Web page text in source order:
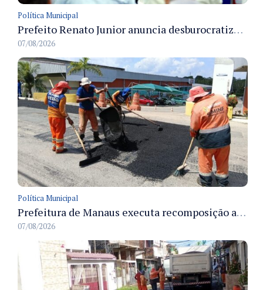
Política Municipal
Prefeito Renato Junior anuncia desburocratização e revitalização do centro de Manaus em reunião com empresários
07/08/2026
Política Municipal
Prefeitura de Manaus executa recomposição asfáltica na rua Anhandui e retoma serviços no bairro Flores
07/08/2026